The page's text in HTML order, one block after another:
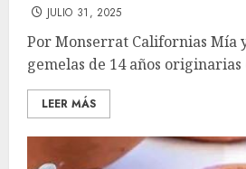
JULIO 31, 2025
Por Monserrat Californias Mía
gemelas de 14 años originarias
LEER MÁS